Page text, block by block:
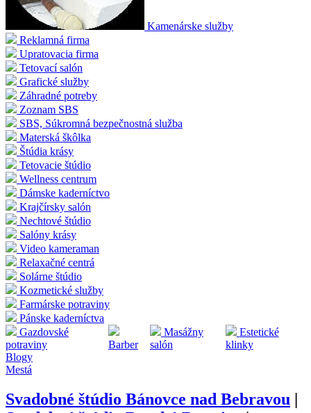
Kamenárske služby
Reklamná firma
Upratovacia firma
Tetovací salón
Grafické služby
Záhradné potreby
Zoznam SBS
SBS, Súkromná bezpečnostná služba
Materská škôlka
Štúdia krásy
Tetovacie štúdio
Wellness centrum
Dámske kaderníctvo
Krajčírsky salón
Nechtové štúdio
Salóny krásy
Video kameraman
Relaxačné centrá
Solárne štúdio
Kozmetické služby
Farmárske potraviny
Pánske kaderníctva
Gazdovské
potraviny
Barber
Masážny
salón
Estetické
klinky
Blogy
Mestá
Svadobné štúdio Bánovce nad Bebravou